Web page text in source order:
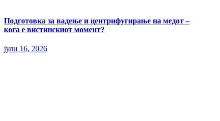
Подготовка за вадење и центрифугирање на медот –
кога е вистинскиот момент?
јули 16, 2026